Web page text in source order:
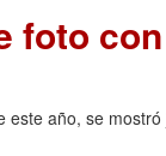
foto
año, se